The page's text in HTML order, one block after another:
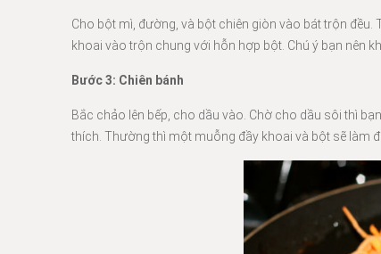
Cho bột mì, đường, và bột chiên giòn vào bát trộn
khoai vào trộn chung với hỗn hợp bột. Chú ý bạn nên
Bước 3: Chiên bánh
Bắc chảo lên bếp, cho dầu vào. Chờ cho dầu sôi thì
thích. Thường thì một muỗng đầy khoai và bột sẽ làm